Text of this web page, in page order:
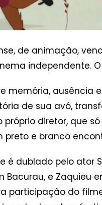
de animação,
independente.
memória, ausência
de sua avó,
diretor, que
e branco
é dublado pelo ator
Bacurau, e
participação do